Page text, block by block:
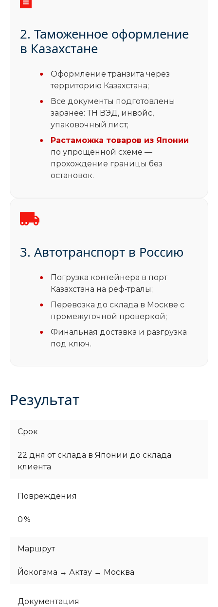
2. Таможенное оформление
в Казахстане
Оформление транзита через
территорию Казахстана;
Все документы подготовлены
заранее: ТН ВЭД, инвойс,
упаковочный лист;
Растаможка товаров из Японии
по упрощённой схеме —
прохождение границы без
остановок.
3. Автотранспорт в Россию
Погрузка контейнера в порт
Казахстана на реф‑тралы;
Перевозка до склада в Москве с
промежуточной проверкой;
Финальная доставка и разгрузка
под ключ.
Результат
Срок
22 дня от склада в Японии до склада
клиента
Повреждения
0 %
Маршрут
Йокогама → Актау → Москва
Документация